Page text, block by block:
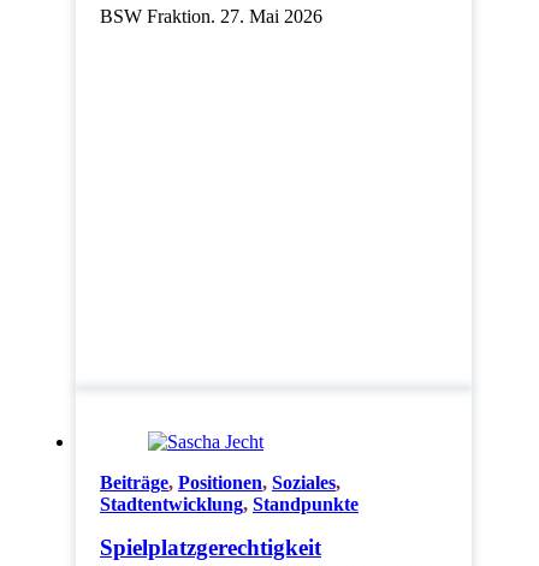
BSW Fraktion. 27. Mai 2026
Beiträge, Positionen, Soziales,
Stadtentwicklung, Standpunkte
Spielplatzgerechtigkeit